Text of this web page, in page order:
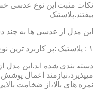
نکات مثبت این نوع عدسی
بیفتند.پلاستیک
این مدل از عدسی ها به چند
۱ : پلاستیک :پر کاربرد ترین نوع عدسی در صنعت عینک سازی پلاستیک CR39 میباشد که بسته به نوع پوشش آنها،به انواعی نظیر : پلاستیک ساده،پلاستیک آنتی رفلکس،پلاستیک ضد خش،پلاستیک آب گریز و …..
دسته بندی شده اند.این
میپذیرد،نیازمند اعمال
نمره های بالا،از ضخامت